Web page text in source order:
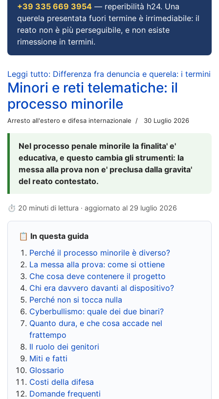
+39 335 669 3954 — reperibilità h24. Una
querela presentata fuori termine è irrimediabile: il
reato non è più perseguibile, e non esiste
rimessione in termini.
Leggi tutto: Differenza fra denuncia e querela: i termini
Minori e reti telematiche: il
processo minorile
Arresto all'estero e difesa internazionale 30 Luglio 2026
Nel processo penale minorile la finalita' e'
educativa, e questo cambia gli strumenti: la
messa alla prova non e' preclusa dalla gravita'
del reato contestato.
⏱ 20 minuti di lettura · aggiornato al 29 luglio 2026
📋 In questa guida
Perché il processo minorile è diverso?
La messa alla prova: come si ottiene
Che cosa deve contenere il progetto
Chi era davvero davanti al dispositivo?
Perché non si tocca nulla
Cyberbullismo: quale dei due binari?
Quanto dura, e che cosa accade nel
frattempo
Il ruolo dei genitori
Miti e fatti
Glossario
Costi della difesa
Domande frequenti